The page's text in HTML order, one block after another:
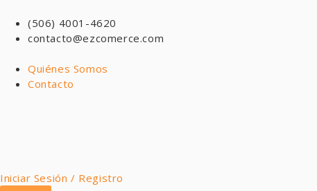
(506) 4001-4620
contacto@ezcomerce.com
Quiénes Somos
Contacto
Iniciar Sesión / Registro